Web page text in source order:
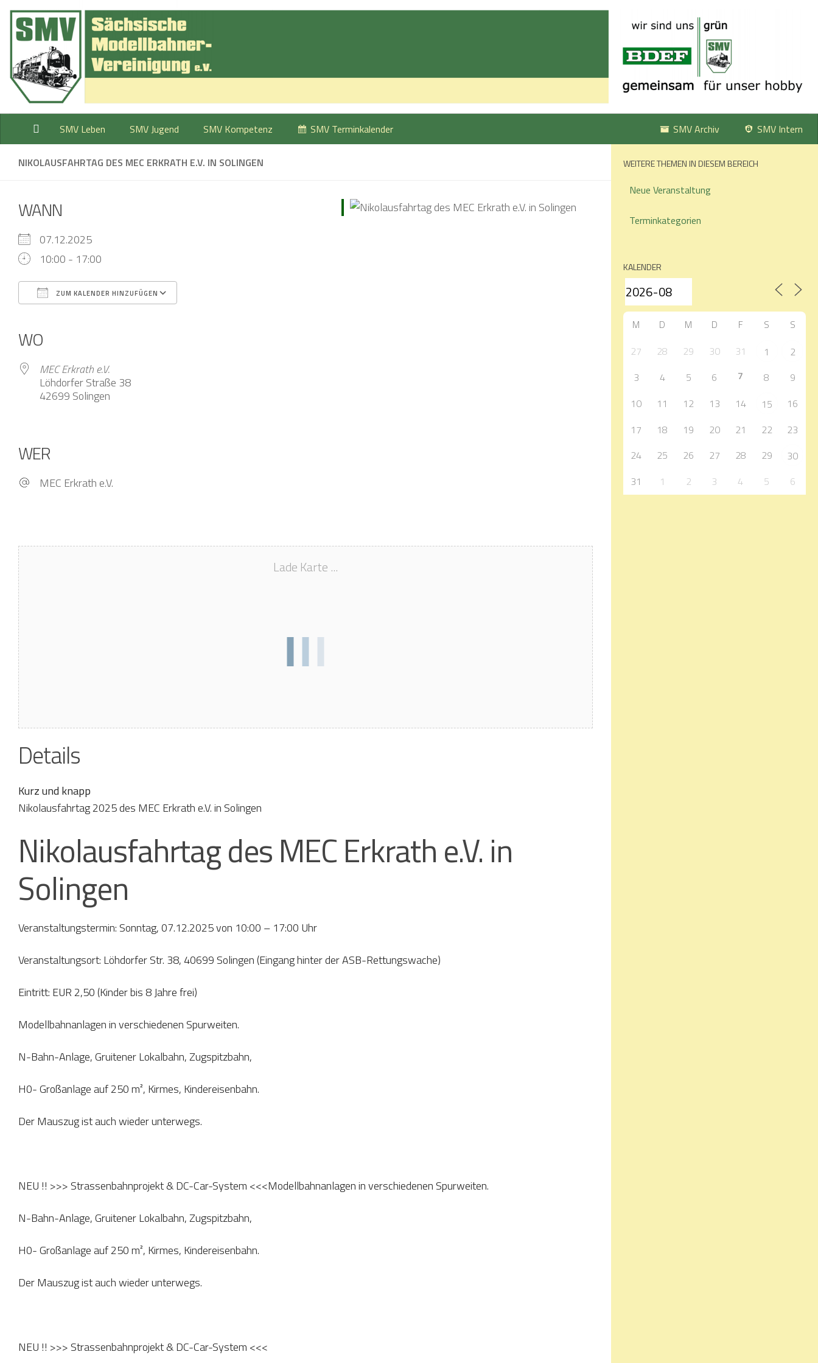
Zum Inhalt springen
SMV Leben SMV Jugend SMV Kompetenz SMV Intern
SMV Archiv
SMV Terminkalender
NIKOLAUSFAHRTAG DES MEC ERKRATH E.V. IN SOLINGEN
WANN
07.12.2025
10:00 - 17:00
ZUM KALENDER HINZUFÜGEN
WO
MEC Erkrath e.V.
Löhdorfer Straße 38
42699 Solingen
WER
MEC Erkrath e.V.
Lade Karte ...
Details
Kurz und knapp
Nikolausfahrtag 2025 des MEC Erkrath e.V. in Solingen
Nikolausfahrtag des MEC Erkrath e.V. in
Solingen
Veranstaltungstermin: Sonntag, 07.12.2025 von 10:00 – 17:00 Uhr
Veranstaltungsort: Löhdorfer Str. 38, 40699 Solingen (Eingang hinter der ASB-Rettungswache)
Eintritt: EUR 2,50 (Kinder bis 8 Jahre frei)
Modellbahnanlagen in verschiedenen Spurweiten.
N-Bahn-Anlage, Gruitener Lokalbahn, Zugspitzbahn,
H0- Großanlage auf 250 m², Kirmes, Kindereisenbahn.
Der Mauszug ist auch wieder unterwegs.
NEU !! >>> Strassenbahnprojekt & DC-Car-System <<<Modellbahnanlagen in verschiedenen Spurweiten.
N-Bahn-Anlage, Gruitener Lokalbahn, Zugspitzbahn,
H0- Großanlage auf 250 m², Kirmes, Kindereisenbahn.
Der Mauszug ist auch wieder unterwegs.
NEU !! >>> Strassenbahnprojekt & DC-Car-System <<<
WEITERE THEMEN IN DIESEM BEREICH
Neue Veranstaltung
Terminkategorien
KALENDER
M D M D F S S
27 28 29 30 31 1
2
3
4 5 6 7 8
9
10
11 12 13 14 15
16
17
18 19 20 21 22
23
24
25 26 27 28 29
30
31
1 2 3 4 5 6